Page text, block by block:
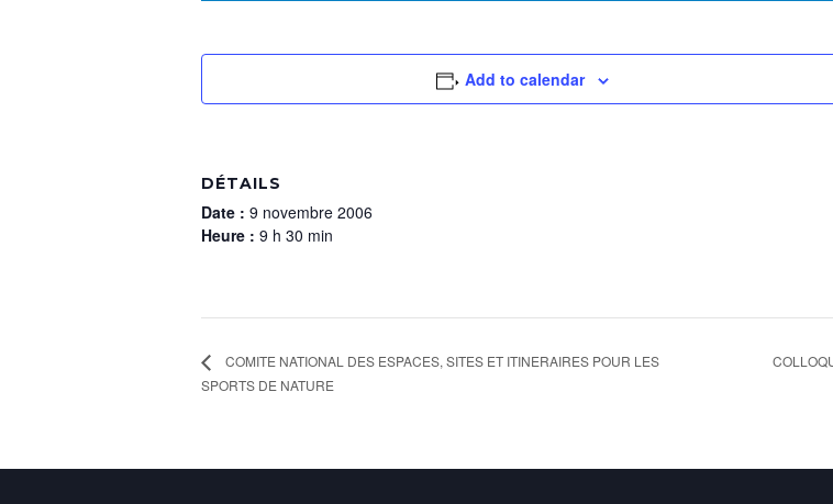
Add to calendar
DÉTAILS
Date : 9 novembre 2006
Heure : 9 h 30 min
COMITE NATIONAL DES ESPACES, SITES ET ITINERAIRES POUR LES
SPORTS DE NATURE